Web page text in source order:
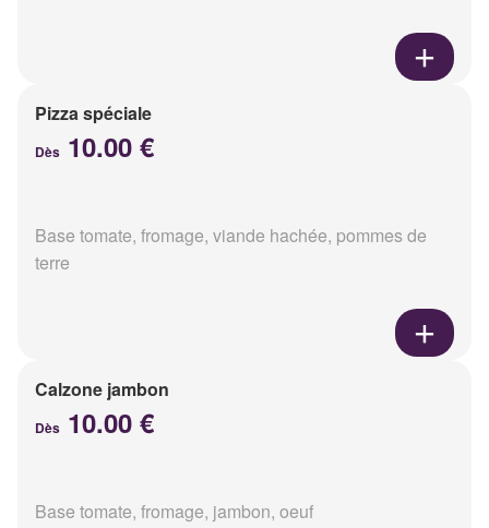
Pizza spéciale
Dès 10.00 €
Base tomate, fromage, viande hachée, pommes de
terre
Calzone jambon
Dès 10.00 €
Base tomate, fromage, jambon, oeuf